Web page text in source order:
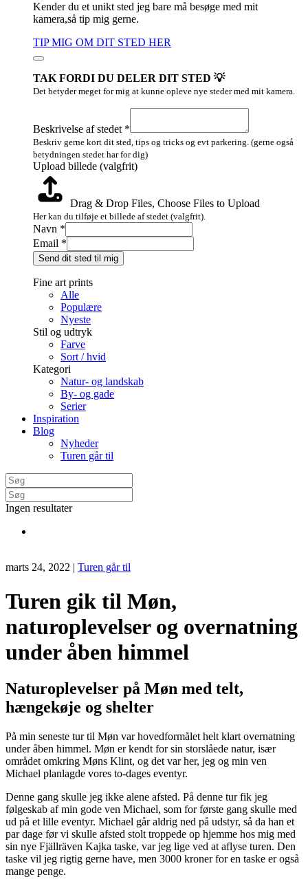
Kender du et unikt sted jeg bare må besøge med mit
kamera,så tip mig gerne.
TIP MIG OM DIT STED HER
TAK FORDI DU DELER DIT STED 💡
Det betyder meget for mig at kunne opleve nye steder med mit kamera.
Navn
Beskrivelse
Beskrivelse af stedet *
Beskriv gerne kort dit sted, tips og tricks og evt parkering. (gerne også
betydningen stedet har for dig)
Upload billede (valgfrit)
Drag & Drop Files, Choose Files to Upload
Her kan du tilføje et billede af stedet (valgfrit).
Navn *
Email *
Send dit sted til mig
Fine art prints
Alle
Populære
Nyeste
Stil og udtryk
Farve
Sort / hvid
Kategori
Natur- og landskab
By- og gade
Serier
Inspiration
Blog
Nyheder
Turen går til
Ingen resultater
marts 24, 2022 | Turen går til
Turen gik til Møn,
naturoplevelser og overnatning
under åben himmel
Naturoplevelser på Møn med telt,
hængekøje og shelter
På min seneste tur til Møn var hovedformålet helt klart overnatning
under åben himmel. Møn er kendt for sin storslåede natur, især
området omkring Møns Klint, og det var her, jeg og min ven
Michael planlagde vores to-dages eventyr.
Denne gang skulle jeg ikke alene afsted. På denne tur fik jeg
følgeskab af min gode ven Michael, som for første gang skulle med
ud på et lille eventyr. Michael går aldrig ned på udstyr, så da han et
par dage før vi skulle afsted stolt troppede op hjemme hos mig med
sin nye Fjällräven Kajka taske, var jeg lige ved at aflyse turen. Den
taske vil jeg rigtig gerne have, men 3000 kroner for en taske er også
mange penge.